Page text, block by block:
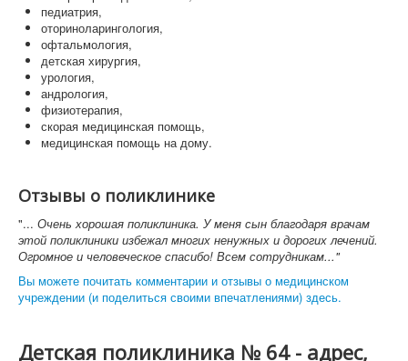
педиатрия,
оториноларингология,
офтальмология,
детская хирургия,
урология,
андрология,
физиотерапия,
скорая медицинская помощь,
медицинская помощь на дому.
Отзывы о поликлинике
"... Очень хорошая поликлиника. У меня сын благодаря врачам
этой поликлиники избежал многих ненужных и дорогих лечений.
Огромное и человеческое спасибо! Всем сотрудникам..."
Вы можете почитать комментарии и отзывы о медицинском
учреждении (и поделиться своими впечатлениями) здесь.
Детская поликлиника № 64 - адрес,